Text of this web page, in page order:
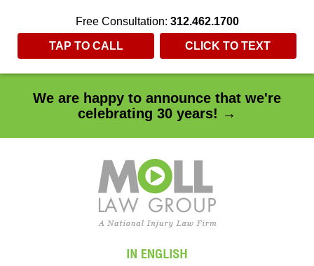
We are happy to announce that we're
celebrating 30 years! →
Free Consultation: 312.462.1700
TAP TO CALL CLICK TO TEXT